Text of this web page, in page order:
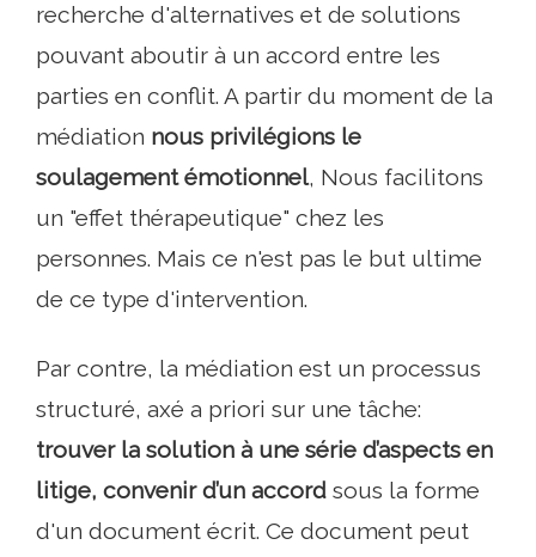
recherche d'alternatives et de solutions
pouvant aboutir à un accord entre les
parties en conflit. A partir du moment de la
médiation nous privilégions le
soulagement émotionnel, Nous facilitons
un "effet thérapeutique" chez les
personnes. Mais ce n'est pas le but ultime
de ce type d'intervention.
Par contre, la médiation est un processus
structuré, axé a priori sur une tâche:
trouver la solution à une série d’aspects en
litige, convenir d’un accord sous la forme
d'un document écrit. Ce document peut